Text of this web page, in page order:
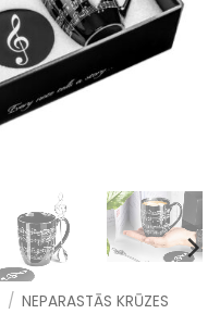
/ NEPARASTĀS KRŪZES